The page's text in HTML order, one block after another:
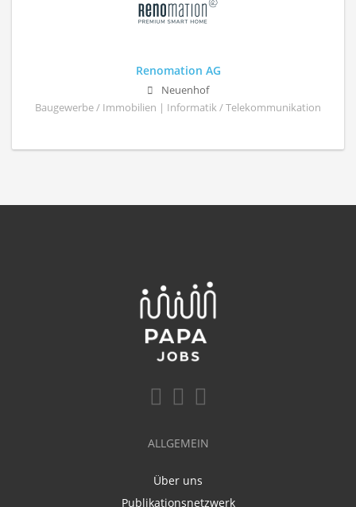
Renomation AG
Neuenhof
Baugewerbe / Immobilien | Informatik / Telekommunikation
ALLGEMEIN
Über uns
Publikationsnetzwerk